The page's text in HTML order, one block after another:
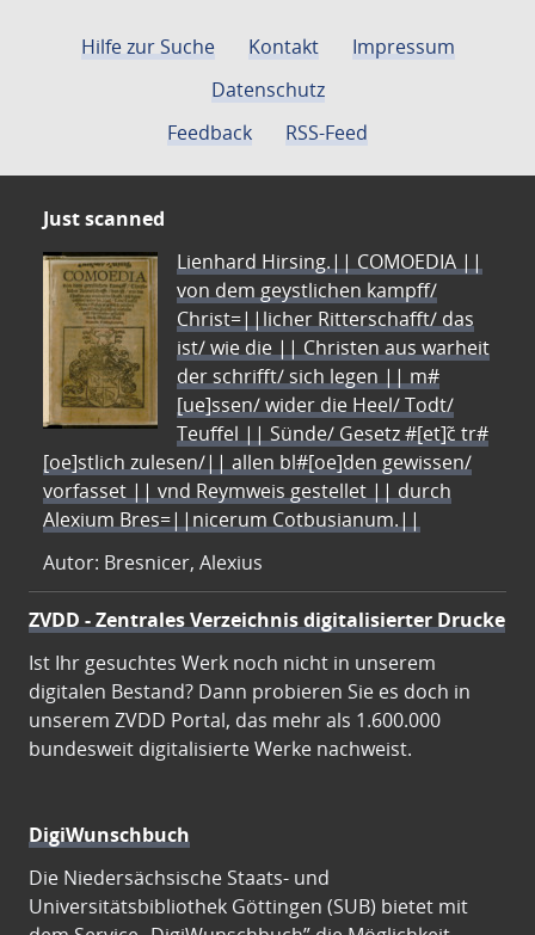
Hilfe zur Suche Kontakt
Impressum
Datenschutz
Feedback
RSS-Feed
Just scanned
Lienhard Hirsing.|| COMOEDIA ||
von dem geystlichen kampff/
Christ=||licher Ritterschafft/ das
ist/ wie die || Christen aus warheit
der schrifft/ sich legen || m#
[ue]ssen/ wider die Heel/ Todt/
Teuffel || Sünde/ Gesetz #[et]c̃ tr#
[oe]stlich zulesen/|| allen bl#[oe]den gewissen/
vorfasset || vnd Reymweis gestellet || durch
Alexium Bres=||nicerum Cotbusianum.||
Autor: Bresnicer, Alexius
ZVDD - Zentrales Verzeichnis digitalisierter Drucke
Ist Ihr gesuchtes Werk noch nicht in unserem
digitalen Bestand? Dann probieren Sie es doch in
unserem ZVDD Portal, das mehr als 1.600.000
bundesweit digitalisierte Werke nachweist.
DigiWunschbuch
Die Niedersächsische Staats- und
Universitätsbibliothek Göttingen (SUB) bietet mit